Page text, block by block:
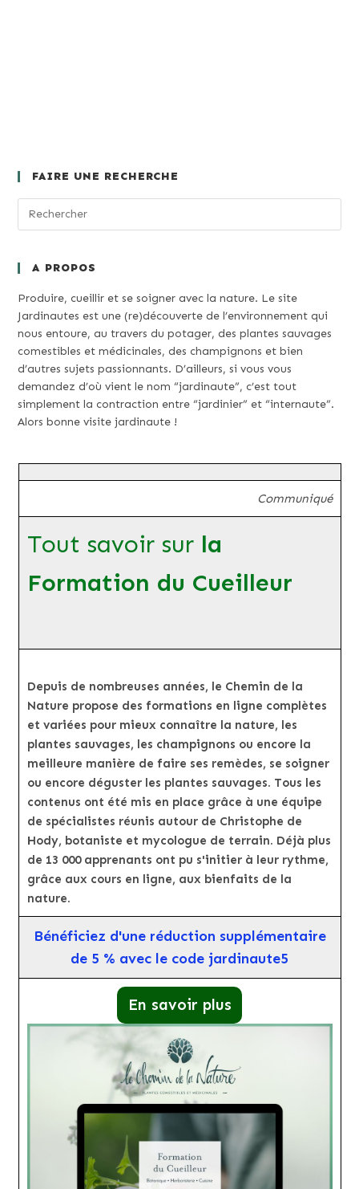
FAIRE UNE RECHERCHE
A PROPOS
Produire, cueillir et se soigner avec la nature. Le site
Jardinautes est une (re)découverte de l’environnement qui
nous entoure, au travers du potager, des plantes sauvages
comestibles et médicinales, des champignons et bien
d’autres sujets passionnants. D’ailleurs, si vous vous
demandez d’où vient le nom “jardinaute”, c’est tout
simplement la contraction entre “jardinier” et “internaute”.
Alors bonne visite jardinaute !
Communiqué
Tout savoir sur la
Formation du Cueilleur
Depuis de nombreuses années, le Chemin de la
Nature propose des formations en ligne complètes
et variées pour mieux connaître la nature, les
plantes sauvages, les champignons ou encore la
meilleure manière de faire ses remèdes, se soigner
ou encore déguster les plantes sauvages. Tous les
contenus ont été mis en place grâce à une équipe
de spécialistes réunis autour de Christophe de
Hody, botaniste et mycologue de terrain. Déjà plus
de 13 000 apprenants ont pu s'initier à leur rythme,
grâce aux cours en ligne, aux bienfaits de la
nature.
Bénéficiez d'une réduction supplémentaire
de 5 % avec le code jardinaute5
En savoir plus